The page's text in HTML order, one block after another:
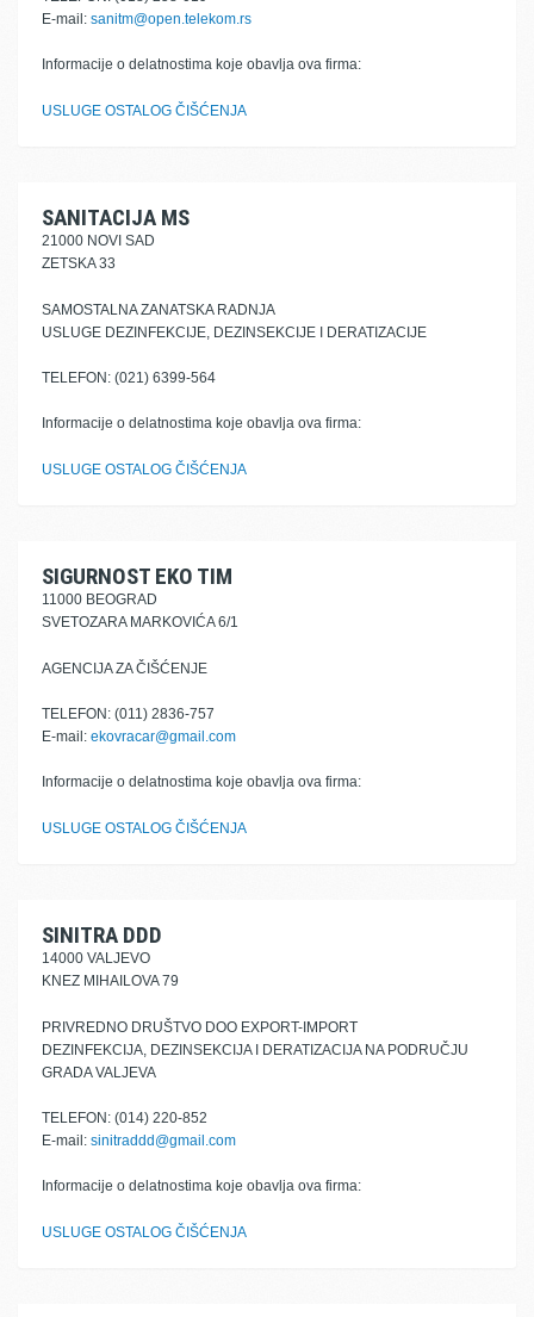
E-mail: sanitm@open.telekom.rs
Informacije o delatnostima koje obavlja ova firma:
USLUGE OSTALOG ČIŠĆENJA
SANITACIJA MS
21000 NOVI SAD
ZETSKA 33
SAMOSTALNA ZANATSKA RADNJA
USLUGE DEZINFEKCIJE, DEZINSEKCIJE I DERATIZACIJE
TELEFON: (021) 6399-564
Informacije o delatnostima koje obavlja ova firma:
USLUGE OSTALOG ČIŠĆENJA
SIGURNOST EKO TIM
11000 BEOGRAD
SVETOZARA MARKOVIĆA 6/1
AGENCIJA ZA ČIŠĆENJE
TELEFON: (011) 2836-757
E-mail: ekovracar@gmail.com
Informacije o delatnostima koje obavlja ova firma:
USLUGE OSTALOG ČIŠĆENJA
SINITRA DDD
14000 VALJEVO
KNEZ MIHAILOVA 79
PRIVREDNO DRUŠTVO DOO EXPORT-IMPORT
DEZINFEKCIJA, DEZINSEKCIJA I DERATIZACIJA NA PODRUČJU
GRADA VALJEVA
TELEFON: (014) 220-852
E-mail: sinitraddd@gmail.com
Informacije o delatnostima koje obavlja ova firma:
USLUGE OSTALOG ČIŠĆENJA